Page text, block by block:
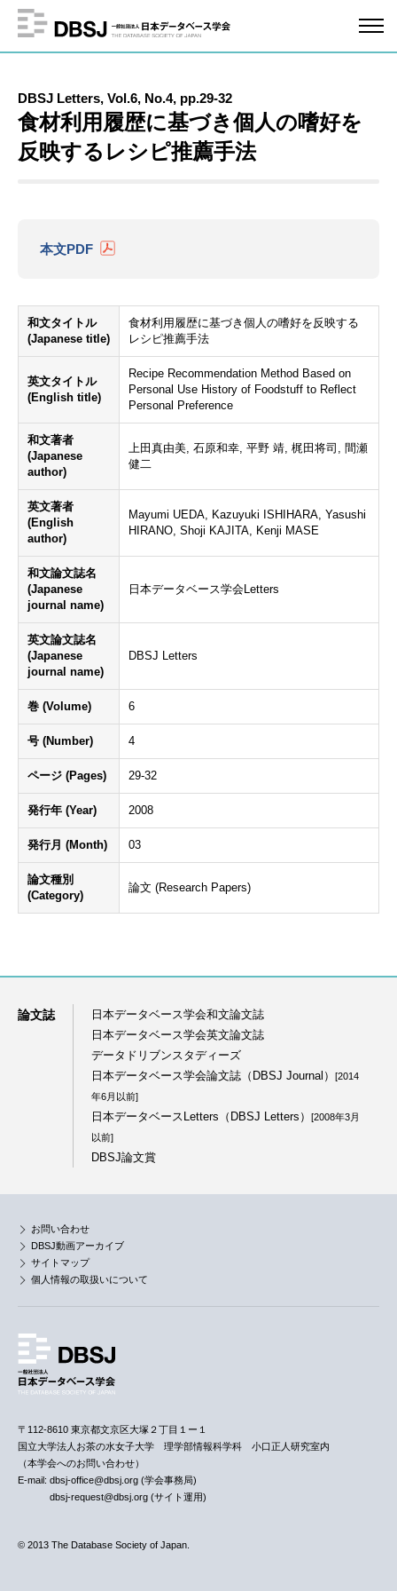
DBSJ Letters, Vol.6, No.4, pp.29-32
食材利用履歴に基づき個人の嗜好を
反映するレシピ推薦手法
本文PDF
和文タイトル
(Japanese title)
食材利用履歴に基づき個人の嗜好を反映する
レシピ推薦手法
英文タイトル
(English title)
Recipe Recommendation Method Based on
Personal Use History of Foodstuff to Reflect
Personal Preference
和文著者
(Japanese
author)
上田真由美, 石原和幸, 平野 靖, 梶田将司, 間瀬
健二
英文著者
(English
author)
Mayumi UEDA, Kazuyuki ISHIHARA, Yasushi
HIRANO, Shoji KAJITA, Kenji MASE
和文論文誌名
(Japanese
journal name)
日本データベース学会Letters
英文論文誌名
(Japanese
journal name)
DBSJ Letters
巻 (Volume) 6
号 (Number) 4
ページ (Pages) 29-32
発行年 (Year) 2008
発行月 (Month) 03
論文種別
(Category)
論文 (Research Papers)
論文誌
日本データベース学会和文論文誌
日本データベース学会英文論文誌
データドリブンスタディーズ
日本データベース学会論文誌（DBSJ Journal）
[2014
年6月以前]
日本データベースLetters（DBSJ Letters）
[2008年3月
以前]
DBSJ論文賞
お問い合わせ
DBSJ動画アーカイブ
サイトマップ
個人情報の取扱いについて
〒112-8610 東京都文京区大塚２丁目１ー１
国立大学法人お茶の水女子大学 理学部情報科学科 小口正人研究室内
（本学会へのお問い合わせ）
E-mail: dbsj-office@dbsj.org (学会事務局)
dbsj-request@dbsj.org (サイト運用)
© 2013 The Database Society of Japan.